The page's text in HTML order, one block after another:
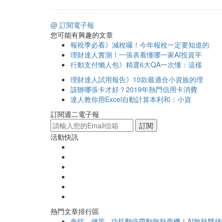
@ 訂閱電子報
您可能有興趣的文章
報稅季必看》減稅囉！今年報稅一定要知道的
理財達人實測！一張表看懂哪一家AI投資平
行動支付懶人包》精選6大QA一次懂：這樣
理財達人試用報告》10款最適合小資族的理
該辦哪張卡才好？2019年熱門信用卡消費
達人教你用Excel自動計算本利和：小資
訂閱週二電子報
訂閱
活動快訊
熱門文章排行區